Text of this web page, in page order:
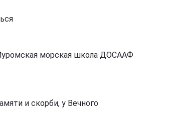
морская школа ДОСААФ
и скорби, у Вечного